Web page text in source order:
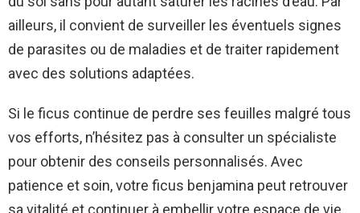
ailleurs, il convient de surveiller les éventuels signes
de parasites ou de maladies et de traiter rapidement
avec des solutions adaptées.
Si le ficus continue de perdre ses feuilles malgré tous
vos efforts, n’hésitez pas à consulter un spécialiste
pour obtenir des conseils personnalisés. Avec
patience et soin, votre ficus benjamina peut retrouver
sa vitalité et continuer à embellir votre espace de vie.